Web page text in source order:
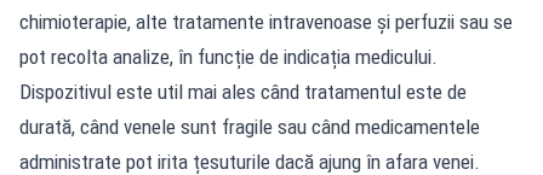
chimioterapie, alte tratamente intravenoase și perfuzii sau se
pot recolta analize, în funcție de indicația medicului.
Dispozitivul este util mai ales când tratamentul este de
durată, când venele sunt fragile sau când medicamentele
administrate pot irita țesuturile dacă ajung în afara venei.